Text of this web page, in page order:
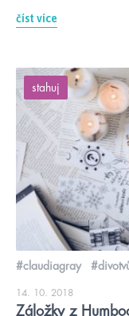
číst více
stahuj
#claudiagray
14. 10. 2018
Záložky z